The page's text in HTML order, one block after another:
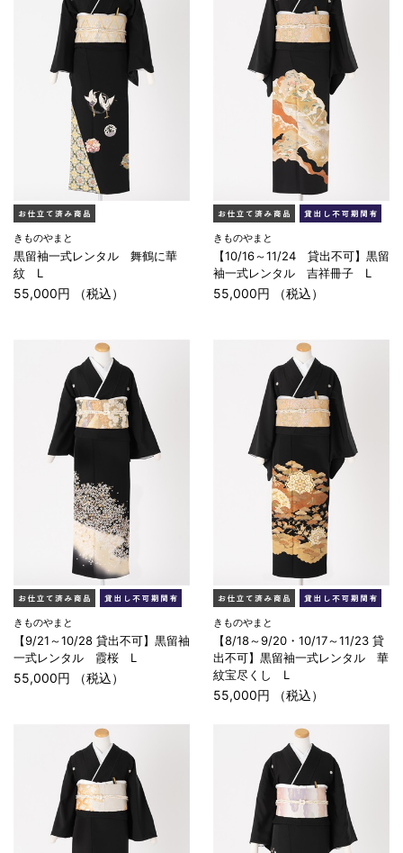
きものやまと
黒留袖一式レンタル 舞鶴に華
紋 L
55,000円 （税込）
きものやまと
【10/16～11/24 貸出不可】黒留
袖一式レンタル 吉祥冊子 L
55,000円 （税込）
きものやまと
【9/21～10/28 貸出不可】黒留袖
一式レンタル 霞桜 L
55,000円 （税込）
きものやまと
【8/18～9/20・10/17～11/23 貸
出不可】黒留袖一式レンタル 華
紋宝尽くし L
55,000円 （税込）